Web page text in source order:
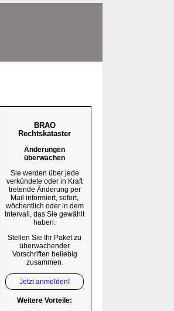
BRAO
Rechtskataster
Änderungen
überwachen
Sie werden über jede
verkündete oder in Kraft
tretende Änderung per
Mail informiert, sofort,
wöchentlich oder in dem
Intervall, das Sie gewählt
haben.
Stellen Sie Ihr Paket zu
überwachender
Vorschriften beliebig
zusammen.
Jetzt anmelden!
Weitere Vorteile: